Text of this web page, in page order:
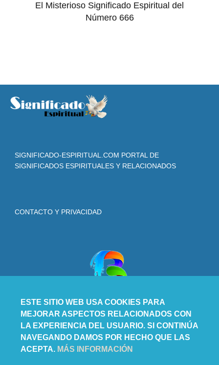
El Misterioso Significado Espiritual del
Número 666
SIGNIFICADO-ESPIRITUAL.COM PORTAL DE
SIGNIFICADOS ESPIRITUALES Y RELACIONADOS
CONTACTO Y PRIVACIDAD
ESTE SITIO WEB USA COOKIES PARA
MEJORAR ASPECTOS RELACIONADOS CON
LA EXPERIENCIA DEL USUARIO. SI CONTINÚA
NAVEGANDO DAMOS POR HECHO QUE LAS
ACEPTA. MÁS INFORMACIÓN